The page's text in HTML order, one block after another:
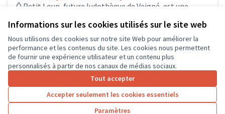
Informations sur les cookies utilisés sur le site web
Nous utilisons des cookies sur notre site Web pour améliorer la
performance et les contenus du site. Les cookies nous permettent
de fournir une expérience utilisateur et un contenu plus
personnalisés à partir de nos canaux de médias sociaux.
Tout accepter
Accepter seulement les cookies essentiels
Paramètres
Ô Petit Loup, future ludothèque de Veigné, est une
enthousiastes qui veulent proposer...
Solidarité et développement local Veigné
Résultats par page : 50
1 2 3 4